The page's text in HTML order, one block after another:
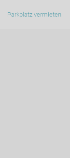
Parkplatz vermieten